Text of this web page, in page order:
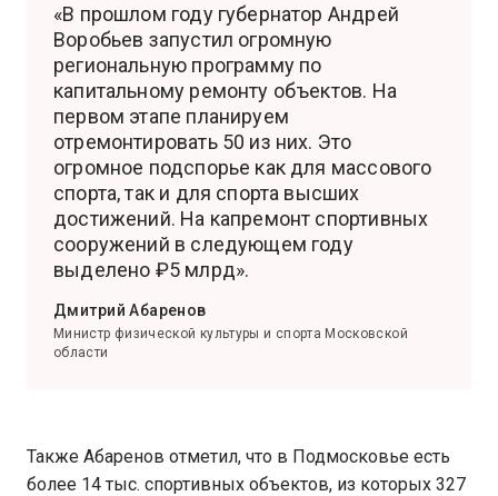
«В прошлом году губернатор Андрей
Воробьев запустил огромную
региональную программу по
капитальному ремонту объектов. На
первом этапе планируем
отремонтировать 50 из них. Это
огромное подспорье как для массового
спорта, так и для спорта высших
достижений. На капремонт спортивных
сооружений в следующем году
выделено ₽5 млрд».
Дмитрий Абаренов
Министр физической культуры и спорта Московской
области
Также Абаренов отметил, что в Подмосковье есть
более 14 тыс. спортивных объектов, из которых 327